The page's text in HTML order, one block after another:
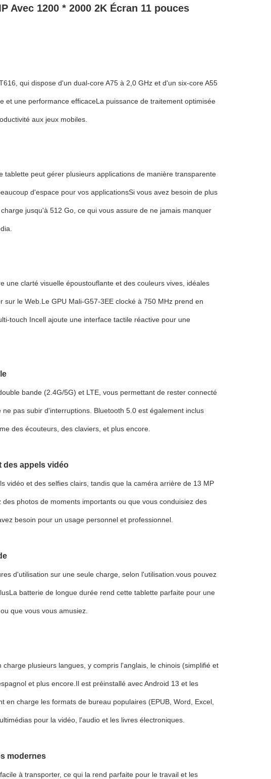
Avec 1200 * 2000 2K Écran 11 pouces
qui dispose d'un dual-core A75 à 2,0 GHz et d'un six-core A55
et une performance efficaceLa puissance de traitement optimisée
aux jeux mobiles.
peut gérer plusieurs applications de manière transparente
d'espace pour vos applicationsSi vous avez besoin de plus
jusqu'à 512 Go, ce qui vous assure de ne jamais manquer
une clarté visuelle époustouflante et des couleurs vives, idéales
le Web.Le GPU Mali-G57-3EE clocké à 750 MHz prend en
touch Incell ajoute une interface tactile réactive pour une
bande (2.4G/5G) et LTE, vous permettant de rester connecté
pas subir d'interruptions. Bluetooth 5.0 est également inclus
des écouteurs, des claviers, et plus encore.
des appels vidéo
vidéo et des selfies clairs, tandis que la caméra arrière de 13 MP
photos de moments importants ou que vous conduisiez des
besoin pour un usage personnel et professionnel.
d'utilisation sur une seule charge, selon l'utilisation.vous pouvez
batterie de longue durée rend cette tablette parfaite pour une
que vous vous amusiez.
plusieurs langues, y compris l'anglais, le chinois (simplifié et
et plus encore.Il est préinstallé avec Android 13 et les
charge les formats de bureau populaires (EPUB, Word, Excel,
pour la vidéo, l'audio et les livres électroniques.
modernes
à transporter, ce qui la rend parfaite pour le travail et les